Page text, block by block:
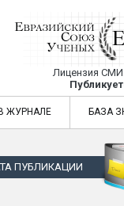
Лицензия
Союз Ученых —
ЖУРНАЛЕ БАЗА
ПУБЛИКАЦИИ